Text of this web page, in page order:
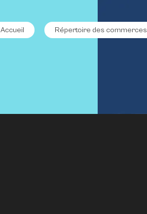
Accueil Répertoire des commerces